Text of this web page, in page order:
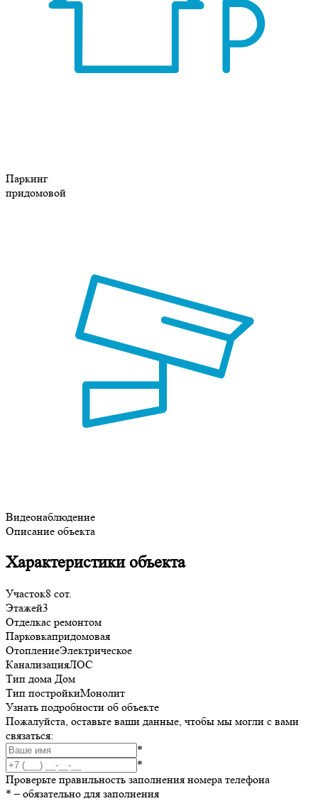
Паркинг
придомовой
Видеонаблюдение
Описание объекта
Характеристики объекта
Участок8 сот.
Этажей3
Отделкас ремонтом
Парковкапридомовая
ОтоплениеЭлектрическое
КанализацияЛОС
Тип дома Дом
Тип постройкиМонолит
Узнать подробности об объекте
Пожалуйста, оставьте ваши данные, чтобы мы могли с вами
связаться:
*
*
Проверьте правильность заполнения номера телефона
* – обязательно для заполнения